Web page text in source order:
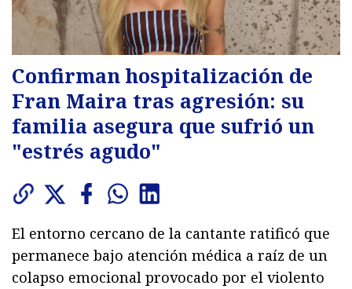
Confirman hospitalización de
Fran Maira tras agresión: su
familia asegura que sufrió un
"estrés agudo"
El entorno cercano de la cantante ratificó que
permanece bajo atención médica a raíz de un
colapso emocional provocado por el violento